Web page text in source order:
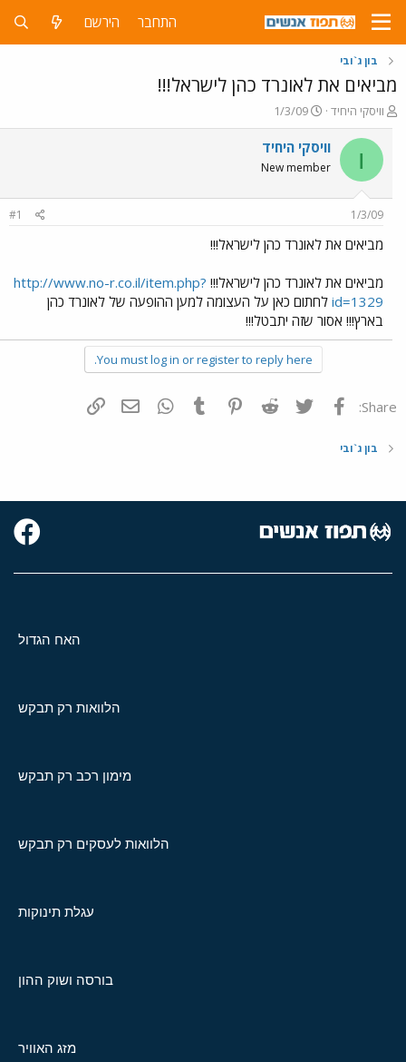
התחבר הירשם
בון ג`ובי
מביאים את לאונרד כהן לישראל!!!
פ
ו
ת
ח
ה
ו
ש
א
וויסקי היחיד
פ
ו
ר
ס
ם
ר
1/3/09
ו וויסקי היחיד
New member
1/3/09
#1
מביאים את לאונרד כהן לישראל!!!
מביאים את לאונרד כהן לישראל!!! http://www.no-r.co.il/item.php?
id=1329 לחתום כאן על העצומה למען ההופעה של לאונרד כהן
בארץ!!! אסור שזה יתבטל!!!
You must log in or register to reply here.
Share: פייסבוק Twitter
Reddit
Pinterest
Tumblr
WhatsAppדואר אלקטרוני
בון ג`ובי
האח הגדול
הלוואות רק תבקש
מימון רכב רק תבקש
הלוואות לעסקים רק תבקש
עגלת תינוקות
בורסה ושוק ההון
מזג האוויר